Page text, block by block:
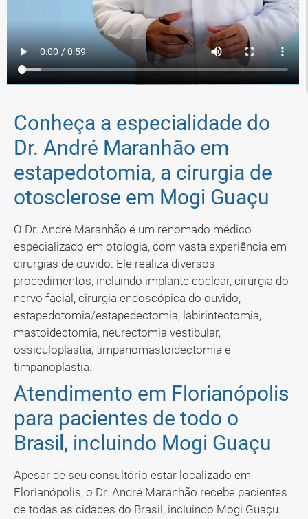
Conheça a especialidade do
Dr. André Maranhão em
estapedotomia, a cirurgia de
otosclerose em Mogi Guaçu
O Dr. André Maranhão é um renomado médico
especializado em otologia, com vasta experiência em
cirurgias de ouvido. Ele realiza diversos
procedimentos, incluindo implante coclear, cirurgia do
nervo facial, cirurgia endoscópica do ouvido,
estapedotomia/estapedectomia, labirintectomia,
mastoidectomia, neurectomia vestibular,
ossiculoplastia, timpanomastoidectomia e
timpanoplastia.
Atendimento em Florianópolis
para pacientes de todo o
Brasil, incluindo Mogi Guaçu
Apesar de seu consultório estar localizado em
Florianópolis, o Dr. André Maranhão recebe pacientes
de todas as cidades do Brasil, incluindo Mogi Guaçu.